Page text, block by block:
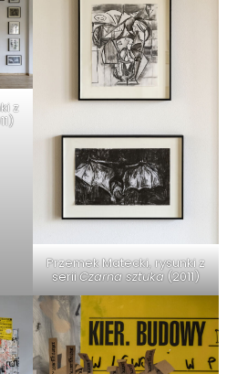
z
Przemek Matecki, rysunki z
seriiCzarna sztuka (2011)